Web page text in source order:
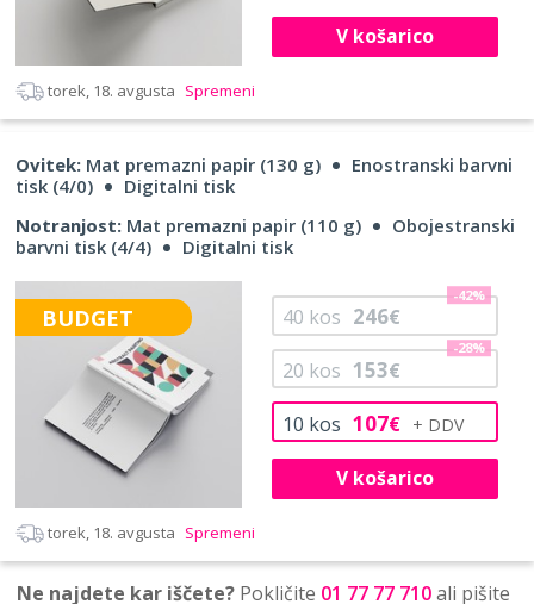
V košarico
torek, 18. avgusta Spremeni
Ovitek: Mat premazni papir (130 g)
Enostranski barvni
tisk (4/0)
Digitalni tisk
Notranjost: Mat premazni papir (110 g)
Obojestranski
barvni tisk (4/4)
Digitalni tisk
BUDGET
10 kos 107€
20 kos 153€
-28%
40 kos 246€
-42%
V košarico
torek, 18. avgusta Spremeni
Ne najdete kar iščete? Pokličite 01 77 77 710ali pišite